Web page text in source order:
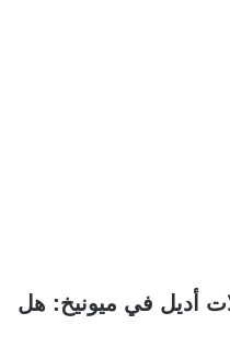
أديل في ميونيخ: هل